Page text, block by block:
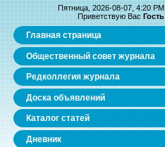
Пятница, 2026-08-07, 4:20 PM
Приветствую Вас Гость
Главная страница
Общественный совет журнала
Редколлегия журнала
Доска объявлений
Каталог статей
Дневник